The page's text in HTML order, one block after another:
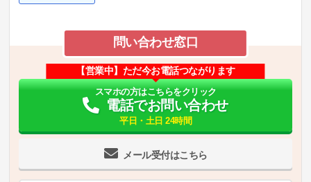
問い合わせ窓口
メール受付はこちら
【営業中】ただ今お電話つながります
スマホの方はこちらをクリック
電話でお問い合わせ
平日・土日 24時間